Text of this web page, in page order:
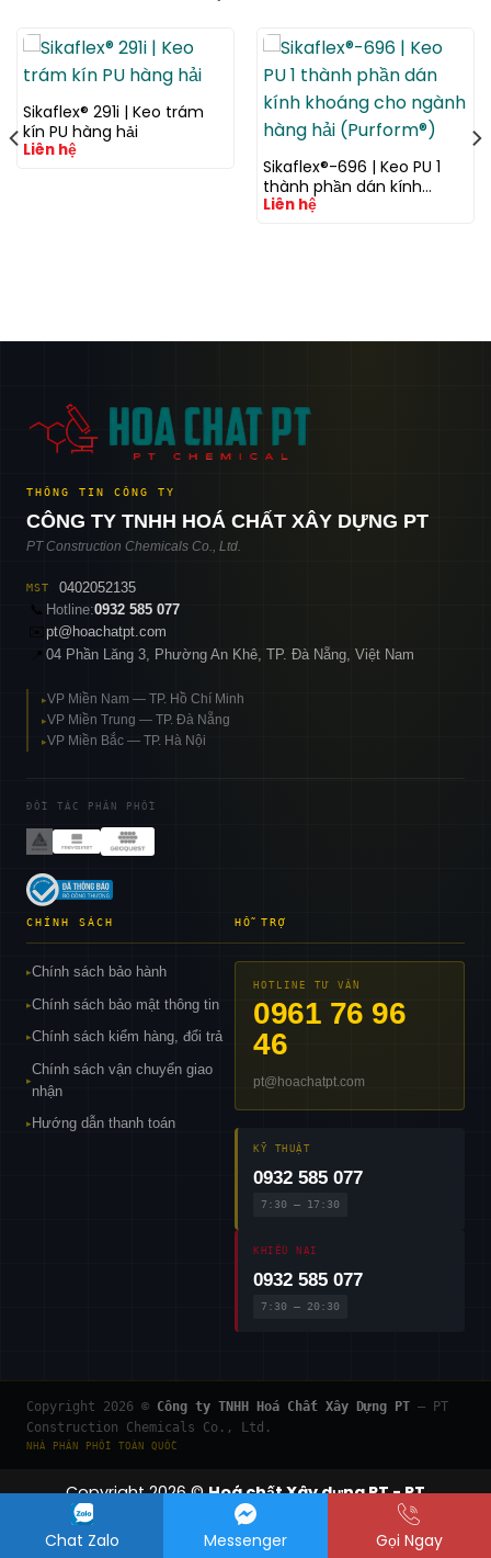
Sikaflex® 291i | Keo trám
kín PU hàng hải
Liên hệ
Sikaflex®-696 | Keo PU 1
thành phần dán kính
khoáng cho ngành hàng
Liên hệ
THÔNG TIN CÔNG TY
CÔNG TY TNHH HOÁ CHẤT XÂY DỰNG PT
PT Construction Chemicals Co., Ltd.
MST
0402052135
📞 Hotline:0932 585 077
pt@hoachatpt.com
04 Phần Lăng 3, Phường An Khê, TP. Đà Nẵng, Việt Nam
▸VP Miền Nam — TP. Hồ Chí Minh
▸VP Miền Trung — TP. Đà Nẵng
▸VP Miền Bắc — TP. Hà Nội
ĐỐI TÁC PHÂN PHỐI
CHÍNH SÁCH
▸Chính sách bảo hành
▸Chính sách bảo mật thông tin
▸Chính sách kiểm hàng, đổi trả
▸
Chính sách vận chuyển giao
nhận
▸ Hướng dẫn thanh toán
HỖ TRỢ
HOTLINE TƯ VẤN
0961 76 96
46
pt@hoachatpt.com
KỸ THUẬT
0932 585 077
7:30 – 17:30
KHIẾU NẠI
0932 585 077
7:30 – 20:30
Copyright 2026 © Công ty TNHH Hoá Chất Xây Dựng PT — PT
Construction Chemicals Co., Ltd.
NHÀ PHÂN PHỐI TOÀN QUỐC
Copyright 2026 ©Hoá chất Xây dựng PT - PT
Construction Chemicals Co., Ltd.
Chat Zalo
Messenger Gọi Ngay